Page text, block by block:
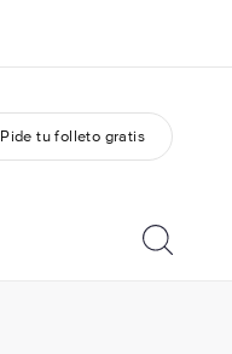
Trabajos
Pide tu folleto gratis